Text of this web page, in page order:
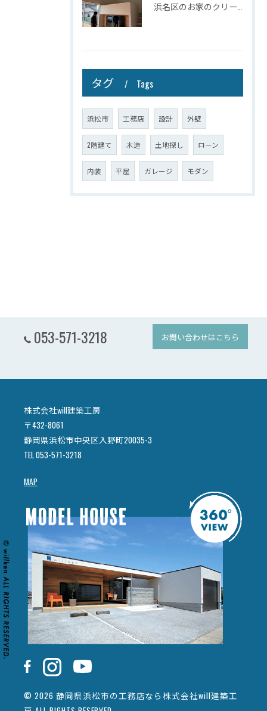
タグ Tags
浜松市 工務店 設計 外壁
2階建て 木造 土地探し ローン
内装 平屋 ガレージ モダン
053-571-3218 お問い合わせはこちら
株式会社will建築工房
〒432-8061
静岡県浜松市中央区入野町20035-3
TEL 053-571-3218
MAP
© 2026 静岡県浜松市の工務店なら株式会社will建築工